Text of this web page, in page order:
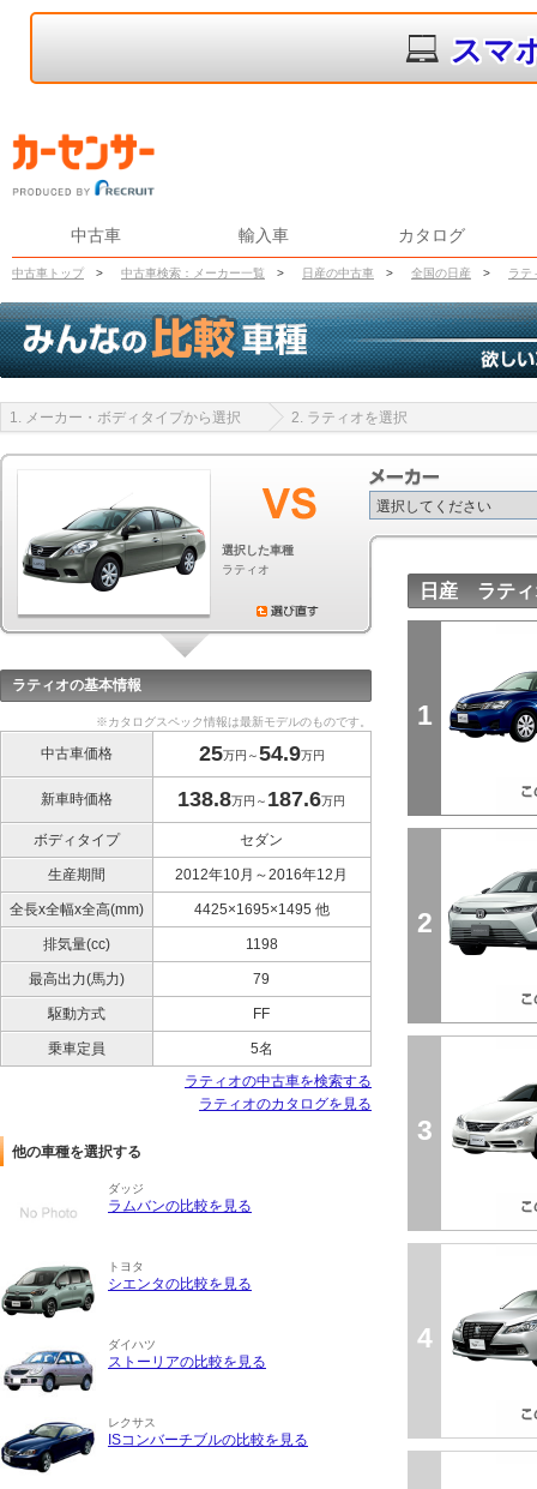
スマ
中古車 輸入車 カタログ
中古車トップ > 中古車検索：メーカー一覧 > 日産の中古車 > 全国の日産 > ラテ
1. メーカー・ボディタイプから選択 2. ラティオを選択
選択した車種
ラティオ
ラティオの基本情報
※カタログスペック情報は最新モデルのものです。
中古車価格 25万円～54.9万円
新車時価格 138.8万円～ 187.6万円
ボディタイプ セダン
生産期間 2012年10月～2016年12月
全長x全幅x全高(mm) 4425×1695×1495 他
排気量(cc) 1198
最高出力(馬力) 79
駆動方式 FF
乗車定員
5名
ラティオの中古車を検索する
ラティオのカタログを見る
他の車種を選択する
ダッジ
ラムバンの比較を見る
トヨタ
シエンタの比較を見る
ダイハツ
ストーリアの比較を見る
レクサス
ISコンバーチブルの比較を見る
日産 ラティ
1
2
3
4